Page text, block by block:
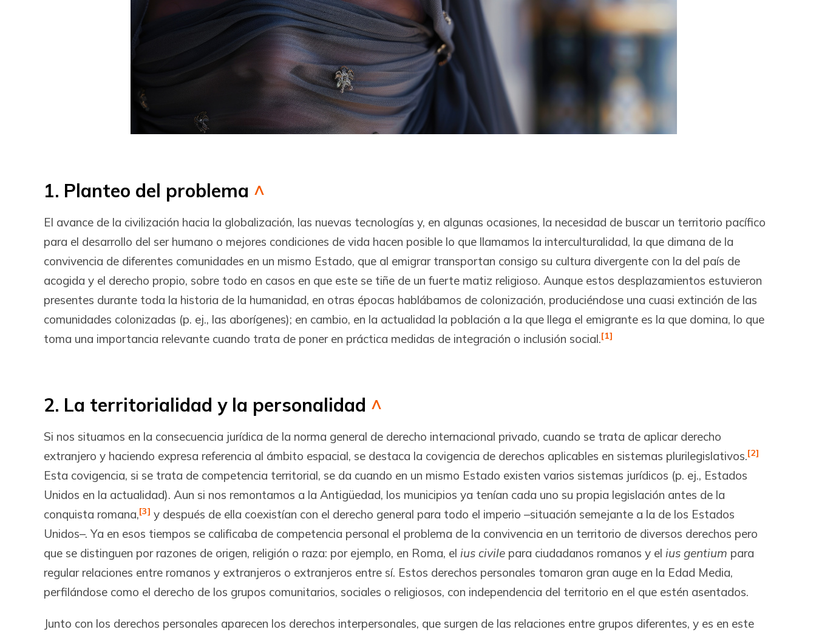
1. Planteo del problema ^
El avance de la civilización hacia la globalización, las nuevas tecnologías y, en algunas ocasiones, la necesidad de buscar un territorio pacífico
para el desarrollo del ser humano o mejores condiciones de vida hacen posible lo que llamamos la interculturalidad, la que dimana de la
convivencia de diferentes comunidades en un mismo Estado, que al emigrar transportan consigo su cultura divergente con la del país de
acogida y el derecho propio, sobre todo en casos en que este se tiñe de un fuerte matiz religioso. Aunque estos desplazamientos estuvieron
presentes durante toda la historia de la humanidad, en otras épocas hablábamos de colonización, produciéndose una cuasi extinción de las
comunidades colonizadas (p. ej., las aborígenes); en cambio, en la actualidad la población a la que llega el emigrante es la que domina, lo que
toma una importancia relevante cuando trata de poner en práctica medidas de integración o inclusión social.[1]
2. La territorialidad y la personalidad ^
Si nos situamos en la consecuencia jurídica de la norma general de derecho internacional privado, cuando se trata de aplicar derecho
extranjero y haciendo expresa referencia al ámbito espacial, se destaca la covigencia de derechos aplicables en sistemas plurilegislativos.[2]
Esta covigencia, si se trata de competencia territorial, se da cuando en un mismo Estado existen varios sistemas jurídicos (p. ej., Estados
Unidos en la actualidad). Aun si nos remontamos a la Antigüedad, los municipios ya tenían cada uno su propia legislación antes de la
conquista romana,[3] y después de ella coexistían con el derecho general para todo el imperio –situación semejante a la de los Estados
Unidos–. Ya en esos tiempos se calificaba de competencia personal el problema de la convivencia en un territorio de diversos derechos pero
que se distinguen por razones de origen, religión o raza: por ejemplo, en Roma, el ius civile para ciudadanos romanos y el ius gentium para
regular relaciones entre romanos y extranjeros o extranjeros entre sí. Estos derechos personales tomaron gran auge en la Edad Media,
perfilándose como el derecho de los grupos comunitarios, sociales o religiosos, con independencia del territorio en el que estén asentados.
Junto con los derechos personales aparecen los derechos interpersonales, que surgen de las relaciones entre grupos diferentes, y es en este